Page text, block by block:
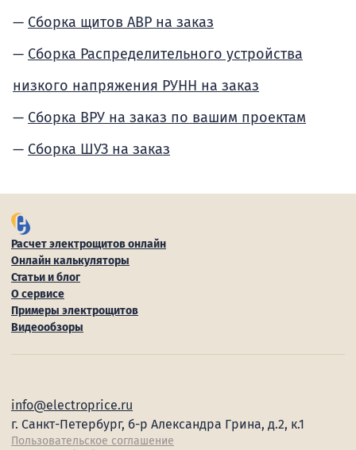
Сборка щитов АВР на заказ
Сборка Распределительного устройства
низкого напряжения РУНН на заказ
Сборка ВРУ на заказ по вашим проектам
Сборка ШУЗ на заказ
Расчет электрощитов онлайн
Онлайн калькуляторы
Статьи и блог
О сервисе
Примеры электрощитов
Видеообзоры
info@electroprice.ru
г. Санкт-Петербург, б-р Александра Грина, д.2, к.1
Пользовательское соглашение